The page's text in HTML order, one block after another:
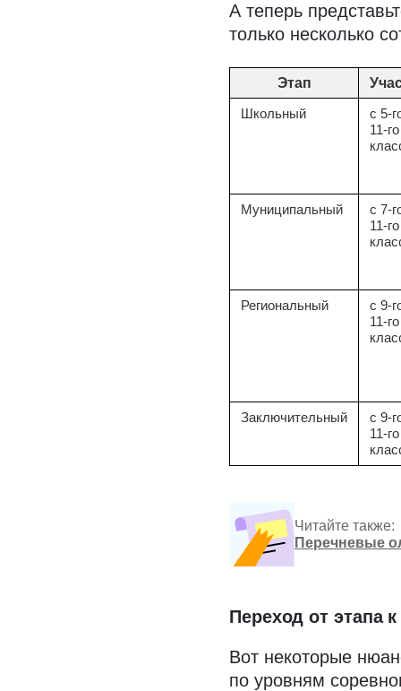
А теперь
только несколько
Этап
Школьный
с 5-
11-го
Муниципальный
с 7-
11-го
Региональный
с 9-
11-го
Заключительный
с 9-
11-го
Читайте также:
Перечневые
Переход от этапа к
Вот некоторые
по уровням